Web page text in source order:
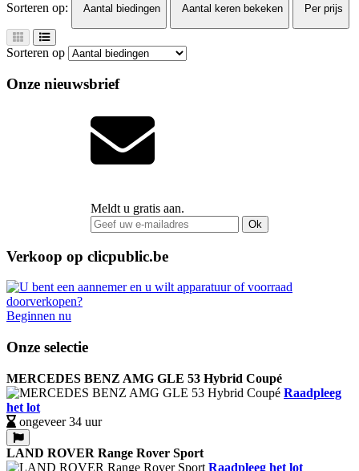
Sorteren op:
Aantal biedingen Aantal keren bekeken Per prijs
Sorteren op
Onze nieuwsbrief
Meldt u gratis aan.
Ok
Verkoop op clicpublic.be
Beginnen nu
Onze selectie
MERCEDES BENZ AMG GLE 53 Hybrid Coupé
Raadpleeg
het lot
ongeveer 34 uur
LAND ROVER Range Rover Sport
Raadpleeg het lot